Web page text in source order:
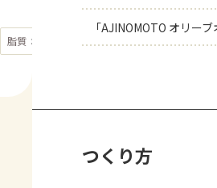
脂質 30.9 もっと見る
「AJINOMOTO オリー
つくり方